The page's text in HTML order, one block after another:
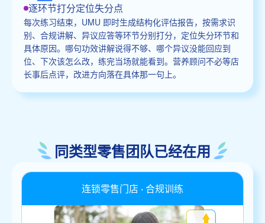
逐环节打分定位失分点
每次练习结束，UMU 即时生成结构化评估报告，按需求识
别、合规讲解、异议应答等环节分别打分，定位失分环节和
具体原因。哪句功效讲解说得不够、哪个异议没能回应到
位、下次该怎么改，练完当场就能看到。营养顾问不必等店
长事后点评，改进方向落在具体那一句上。
同类型零售团队已经在用
连锁零售门店 · 合规训练